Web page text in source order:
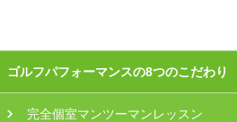
ゴルフパフォーマンスの8つのこだわり
完全個室マンツーマンレッスン